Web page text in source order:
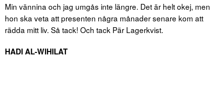
Min vännina och jag umgås inte längre. Det är helt okej, men
hon ska veta att presenten några månader senare kom att
rädda mitt liv. Så tack! Och tack Pär Lagerkvist.
HADI AL-WIHILAT